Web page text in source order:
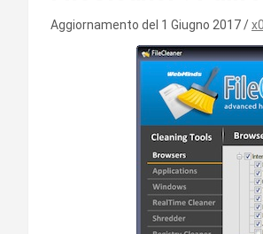
Aggiornamento del 1 Giugno 2017